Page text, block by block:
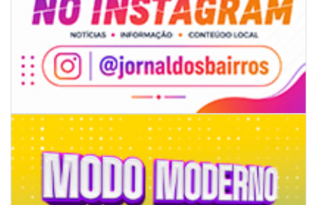
05/08/2026 | 07:00
Rede Municipal de Ensino inicia entrega de novos uniformes para
merendeiras
GERAL